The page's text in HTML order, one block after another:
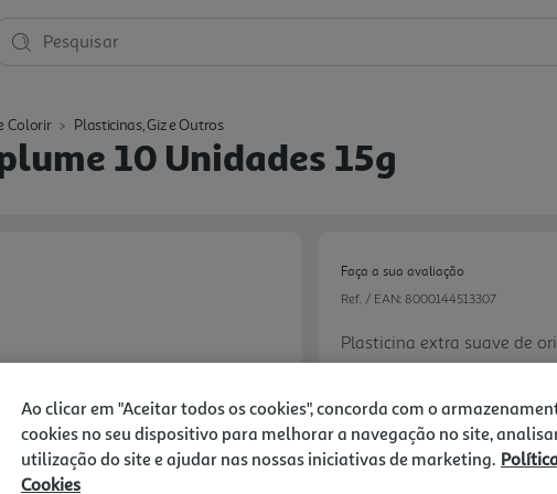
Pesquisar
Colorir Plasticinas, Giz e Outros
10 Unidades 15g
Faça a sua avaliação
Ref. / EAN: 8000144513307
Plasticina extra suave de
elasticidade, e plasticidade
endurece com o frio nem
suja e não mancha, é
7.99 €/un
-19%
Ao clicar em "Aceitar todos os cookies", concorda com o
cookies no seu dispositivo para melhorar a navegação no site,
utilização do site e ajudar nas nossas iniciativas de marketing.
Cookies